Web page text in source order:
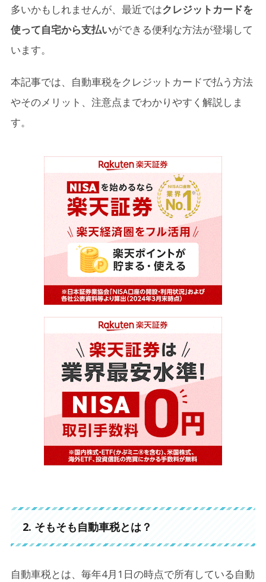
ードによる納付はできない
6. 自動車税の支払いにもおすすめ！クレジット
カード決済
おすすめ１：楽天カード
おすすめ２：エポスカード
7. まとめ
多いかもしれませんが、最近ではクレジットカードを
使って自宅から支払いができる便利な方法が登場して
います。
本記事では、自動車税をクレジットカードで払う方法
やそのメリット、注意点までわかりやすく解説しま
す。
2. そもそも自動車税とは？
自動車税とは、毎年4月1日の時点で所有している自動